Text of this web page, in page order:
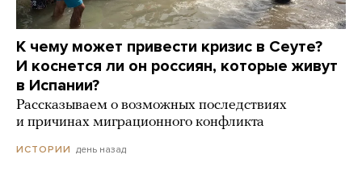
К чему может привести кризис в Сеуте?
И коснется ли он россиян, которые живут
в Испании?
Рассказываем о возможных последствиях
и причинах миграционного конфликта
ИСТОРИИ день назад